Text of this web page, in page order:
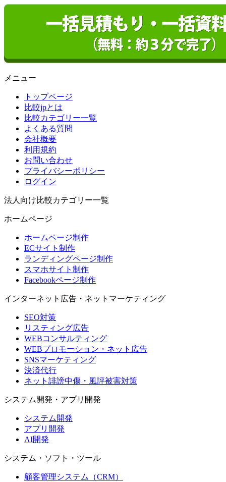
メニュー
トップページ
比較jpとは
比較カテゴリー一覧
よくある質問
会社概要
利用規約
お問い合わせ
プライバシーポリシー
ログイン
法人向け比較カテゴリー一覧
ホームページ
ホームページ制作
ECサイト制作
ランディングページ制作
スマホサイト制作
Facebookページ制作
インターネット広告・ネットマーケティング
SEO対策
リスティング広告
WEBコンサルティング
WEBプロモーション・ネット広告
SNSマーケティング
決済代行
ネット誹謗中傷・風評被害対策
システム開発・アプリ開発
システム開発
アプリ開発
AI開発
システム・ソフト・ツール
顧客管理システム（CRM）